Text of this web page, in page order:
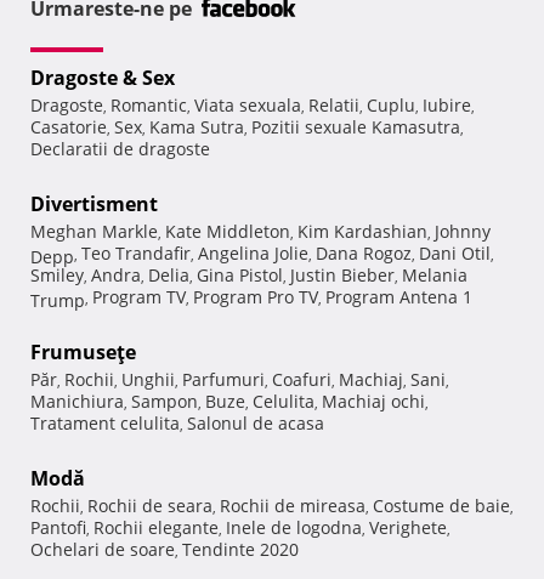
Urmareste-ne pe
Dragoste & Sex
Dragoste, Romantic, Viata sexuala, Relatii, Cuplu, Iubire,
Casatorie, Sex, Kama Sutra, Pozitii sexuale Kamasutra,
Declaratii de dragoste
Divertisment
Meghan Markle, Kate Middleton, Kim Kardashian, Johnny
Depp, Teo Trandafir, Angelina Jolie, Dana Rogoz, Dani Otil,
Smiley, Andra, Delia, Gina Pistol, Justin Bieber, Melania
Trump, Program TV, Program Pro TV, Program Antena 1
Frumuseţe
Păr, Rochii, Unghii, Parfumuri, Coafuri, Machiaj, Sani,
Manichiura, Sampon, Buze, Celulita, Machiaj ochi,
Tratament celulita, Salonul de acasa
Modă
Rochii, Rochii de seara, Rochii de mireasa, Costume de baie,
Pantofi, Rochii elegante, Inele de logodna, Verighete,
Ochelari de soare, Tendinte 2020